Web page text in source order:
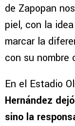
de Zapopan
piel, con la
marcar la
con su nombre
En el Estadio
Hernández
sino la